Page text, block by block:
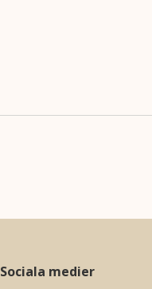
Sociala medier